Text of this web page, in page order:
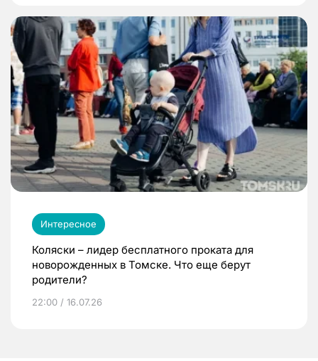
Интересное
Коляски – лидер бесплатного проката для
новорожденных в Томске. Что еще берут
родители?
22:00 / 16.07.26